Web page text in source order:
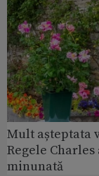
Mult așteptata
Regele
minunată